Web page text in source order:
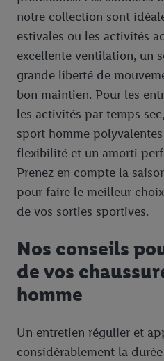
notre collection sont
estivales ou les activités
excellente ventilation, un
grande liberté de
bon maintien. Pour les
les activités par temps
sport homme
flexibilité et un amorti
Prenez en compte la
pour faire le meilleur
de vos sorties sportives.
Nos conseils
de vos
homme
Un entretien régulier et
considérablement la
votre adresse e-mail hachée peut
avec d’autres identifiants ou
attribués et dont dispose Criteo
Sous réserve de votre accord, les
c’est-à-dire des publicités pour
avez montré de l’intérêt (par
un panier d’un webshop mais
également être affichées sur
services de Lidl si plusieurs
Lidl peuvent vous être attribués
mail hachée et, le cas échéant,
dont dispose Criteo S.A.
Sous « Personnaliser », vous
individuelles et trouver de plus
En cliquant sur « Refuser », vous
l’utilisation des technologies
Accepter », vous autorisez tous
finalités susmentionnées. Vous
droit de révoquer votre
pour l’avenir dans notre